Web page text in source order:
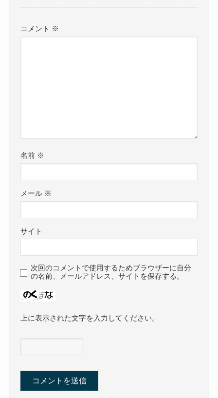
コメント ※
名前 ※
メール ※
サイト
次回のコメントで使用するためブラウザーに自分
の名前、メールアドレス、サイトを保存する。
上に表示された文字を入力してください。